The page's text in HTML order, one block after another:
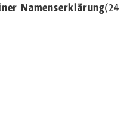
Namenserklärung(24